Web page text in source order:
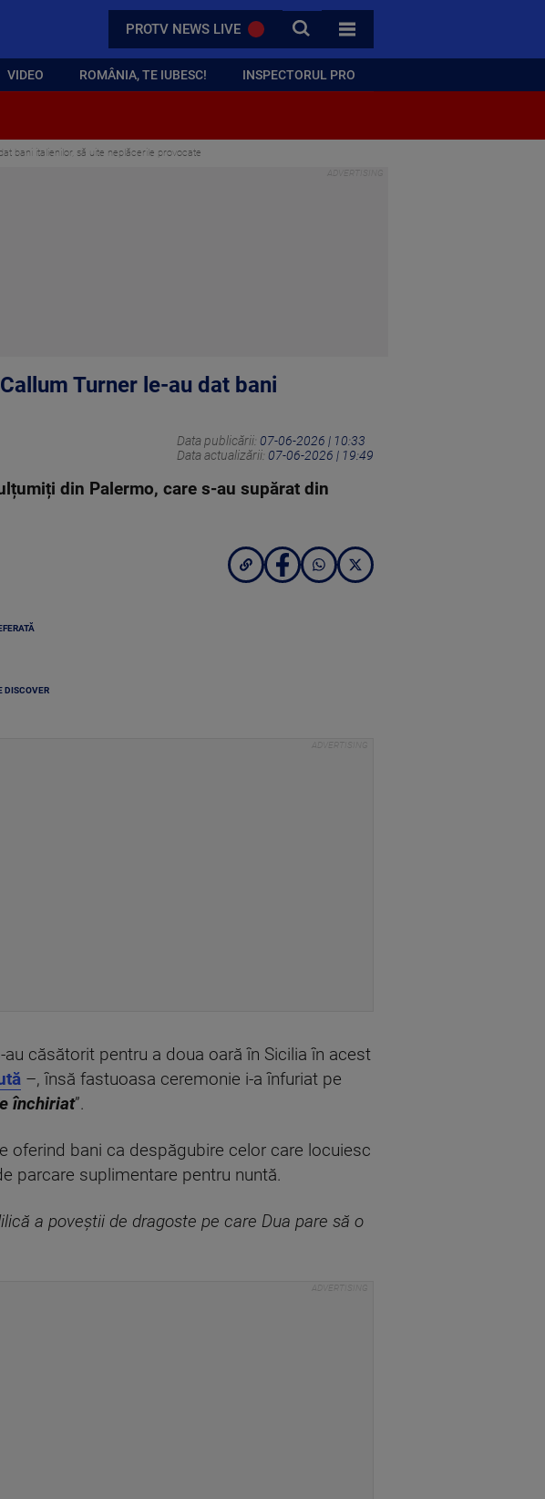
PROTV NEWS LIVE CAUTA
TOATE CATEGORIILE
VIDEO ROMÂNIA, TE IUBESC! INSPECTORUL PRO
bani italienilor, să uite neplăcerile provocate
Turner le-au dat bani
Data publicării: 07-06-2026 | 10:33
Data actualizării: 07-06-2026 | 19:49
din Palermo, care s-au supărat din
DISCOVER
căsătorit pentru a doua oară în Sicilia în acest
–, însă fastuoasa ceremonie i-a înfuriat pe
închiriat”.
oferind bani ca despăgubire celor care locuiesc
parcare suplimentare pentru nuntă.
a poveștii de dragoste pe care Dua pare să o